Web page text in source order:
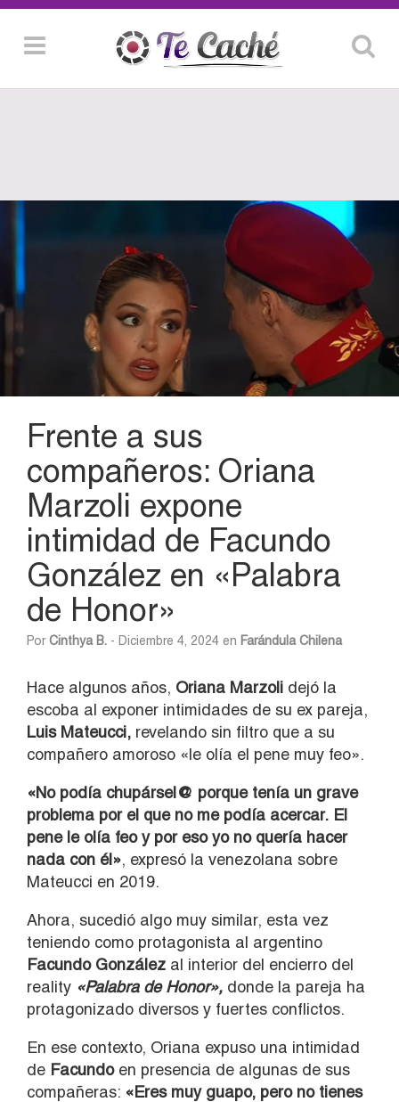
Frente a sus
compañeros: Oriana
Marzoli expone
intimidad de Facundo
González en «Palabra
de Honor»
PorCinthya B. - Diciembre 4, 2024 en Farándula Chilena
Hace algunos años, Oriana Marzoli dejó la
escoba al exponer intimidades de su ex pareja,
Luis Mateucci, revelando sin filtro que a su
compañero amoroso «le olía el pene muy feo».
«No podía chupársel@ porque tenía un grave
problema por el que no me podía acercar. El
pene le olía feo y por eso yo no quería hacer
nada con él», expresó la venezolana sobre
Mateucci en 2019.
Ahora, sucedió algo muy similar, esta vez
teniendo como protagonista al argentino
Facundo González al interior del encierro del
reality «Palabra de Honor», donde la pareja ha
protagonizado diversos y fuertes conflictos.
En ese contexto, Oriana expuso una intimidad
de Facundoen presencia de algunas de sus
compañeras: «Eres muy guapo, pero no tienes